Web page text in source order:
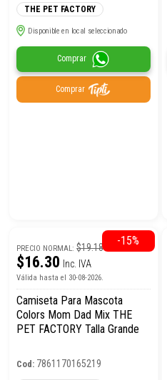
THE PET FACTORY
Disponible en local seleccionado
Comprar
Comprar
PRECIO NORMAL:$19.18
$16.30 Inc. IVA
Válida hasta el 30-08-2026.
Camiseta Para Mascota
Colors Mom Dad Mix THE
PET FACTORY Talla Grande
Cod: 7861170165219
-15%